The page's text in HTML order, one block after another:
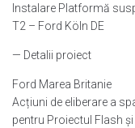
Instalare Platformă
T2 – Ford Köln DE
— Detalii proiect
Ford Marea Britanie
Acțiuni de eliberare a
pentru Proiectul Flash